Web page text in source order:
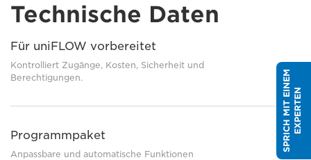
Technische Daten
Für uniFLOW vorbereitet
Kontrolliert Zugänge, Kosten, Sicherheit und
Berechtigungen.
Programmpaket
Anpassbare und automatische Funktionen
S
P
R
I
C
H
M
I
T
E
I
N
E
M
E
X
P
E
R
T
EN